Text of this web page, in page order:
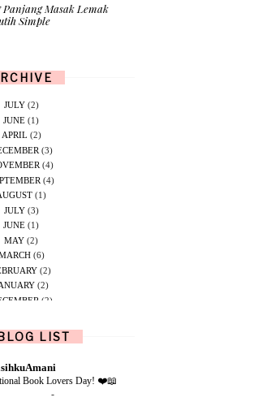
Panjang Masak Lemak
Simple
JULY(2)
JUNE (1)
APRIL (2)
(3)
(4)
(4)
(1)
JULY(3)
JUNE (1)
MAY (2)
(6)
(2)
(2)
(2)
(1)
(2)
MAY(4)
LIST
Book Lovers Day! ❤️📖
-